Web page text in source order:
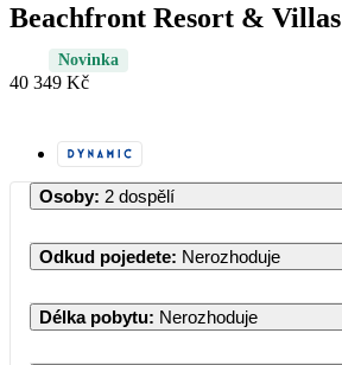
Beachfront Resort & Villas
Novinka
40 349 Kč
Osoby: 2 dospělí
Odkud pojedete: Nerozhoduje
Délka pobytu: Nerozhoduje